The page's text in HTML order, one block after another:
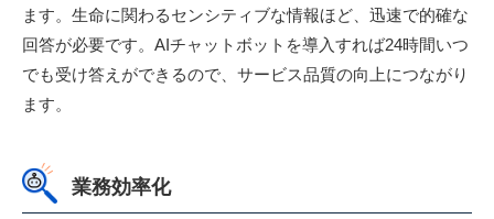
ます。生命に関わるセンシティブな情報ほど、迅速で的確な
回答が必要です。AIチャットボットを導入すれば24時間いつ
でも受け答えができるので、サービス品質の向上につながり
ます。
業務効率化